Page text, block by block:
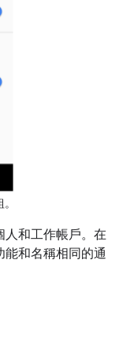
人和工作帳戶。在
能和名稱相同的通